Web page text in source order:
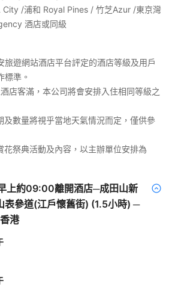
City /浦和 Royal Pines / 竹芝Azur /東京灣
酒店或同級
旅遊網站酒店平台評定的酒店等級及用戶
標準。
店客滿，本公司將會安排入住相同等級之
及數量將視乎當地天氣情況而定，僅供參
花祭典活動及內容，以主辦單位安排為
上約09:00離開酒店─成田山新
參道(江戶懷舊街) (1.5小時) ─
港